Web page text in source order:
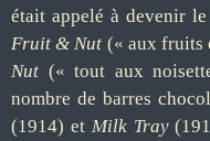
était appelé à devenir
Fruit & Nut (« aux fruits
Nut (« tout aux
nombre de barres
(1914) et Milk Tray